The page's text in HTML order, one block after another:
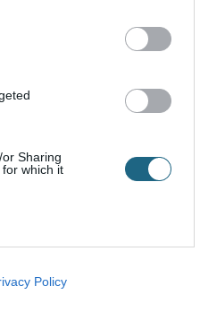
Sharing
which it
Policy
Academy
Spa Management
Αισθητικής